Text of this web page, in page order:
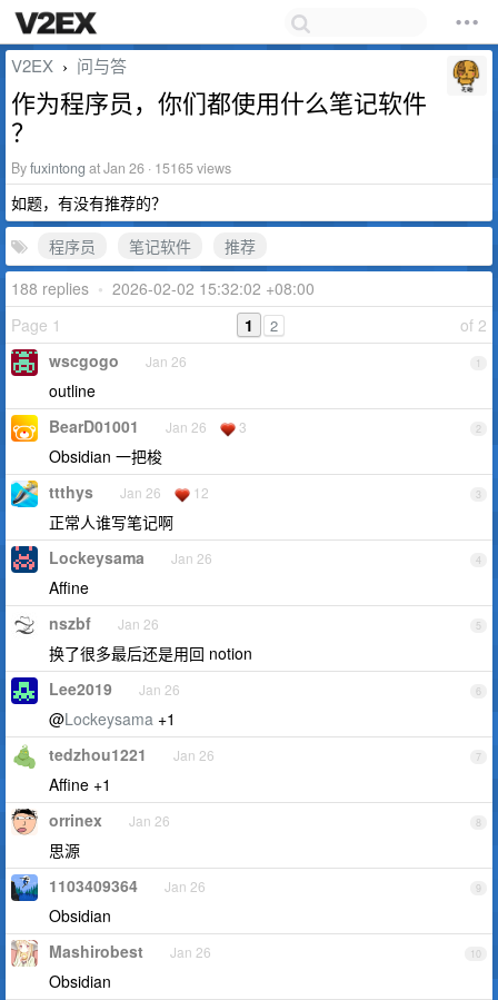
V2EX › 问与答
作为程序员，你们都使用什么笔记软件
？
Byfuxintong at Jan 26 · 15165 views
如题，有没有推荐的？
程序员
笔记软件
推荐
188 replies • 2026-02-02 15:32:02 +08:00
Page 1
of 2
1 2
1
wscgogo Jan 26
outline
2
BearD01001 Jan 26 3
Obsidian 一把梭
3
ttthys Jan 26 12
正常人谁写笔记啊
4
Lockeysama Jan 26
Affine
5
nszbf Jan 26
换了很多最后还是用回 notion
6
Lee2019 Jan 26
@Lockeysama +1
7
tedzhou1221 Jan 26
Affine +1
8
orrinex Jan 26
思源
9
1103409364 Jan 26
Obsidian
10
Mashirobest Jan 26
Obsidian